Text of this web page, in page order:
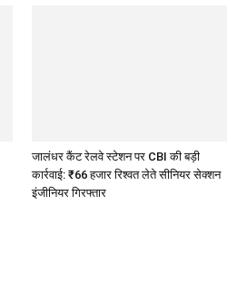
जालंधर कैंट रेलवे स्टेशन पर CBI की बड़ी
कार्रवाई: ₹66 हजार रिश्वत लेते सीनियर सेक्शन
इंजीनियर गिरफ्तार